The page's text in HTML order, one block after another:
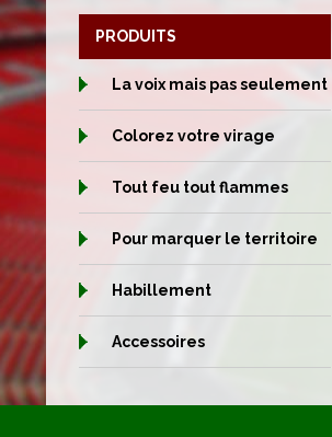
PRODUITS
La voix mais pas seulement
Colorez votre virage
Tout feu tout flammes
Pour marquer le territoire
Habillement
Accessoires